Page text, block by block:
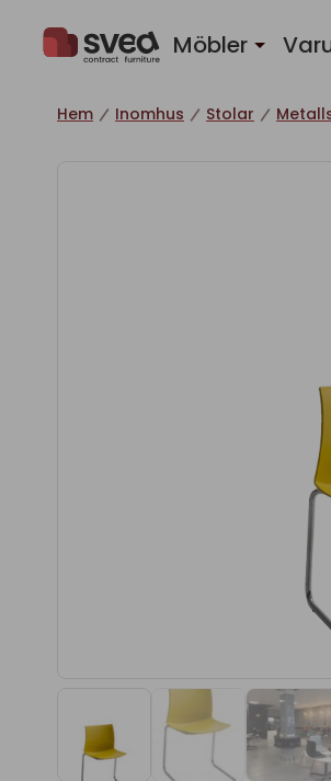
Möbler
Hem Inomhus Stolar